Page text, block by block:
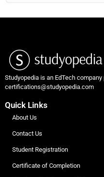
Studyopedia is an EdTech
certifications@studyopedia.com
Quick Links
About Us
Contact Us
Student Registration
Certificate of Completion